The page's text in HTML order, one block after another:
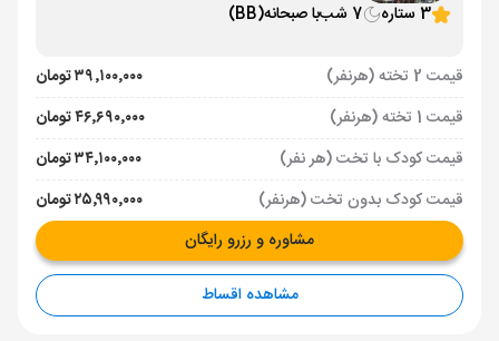
3 ستاره
7 شب با صبحانه(BB)
قیمت 2 تخته (هرنفر)
۳۹٬۱۰۰٬۰۰۰ تومان
قیمت 1 تخته (هرنفر)
۴۶٬۶۹۰٬۰۰۰ تومان
قیمت کودک با تخت (هر نفر)
۳۴٬۱۰۰٬۰۰۰ تومان
قیمت کودک بدون تخت (هرنفر)
۲۵٬۹۹۰٬۰۰۰ تومان
مشاوره و رزرو رایگان
مشاهده اقساط